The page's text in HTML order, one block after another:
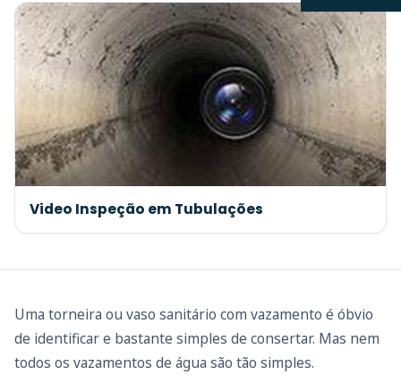
Video Inspeção em Tubulações
Uma torneira ou vaso sanitário com vazamento é óbvio
de identificar e bastante simples de consertar. Mas nem
todos os vazamentos de água são tão simples.